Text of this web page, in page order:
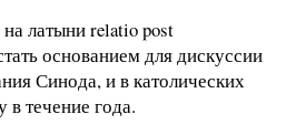
латыни relatio post
основанием для дискуссии
Синода, и в католических
течение года.